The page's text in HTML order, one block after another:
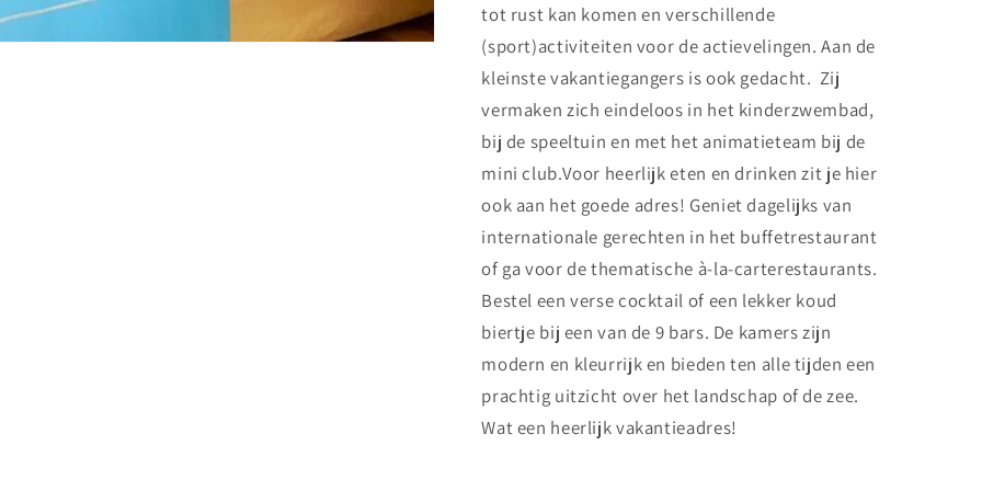
tot rust kan komen en verschillende
(sport)activiteiten voor de actievelingen. Aan de
kleinste vakantiegangers is ook gedacht. Zij
vermaken zich eindeloos in het kinderzwembad,
bij de speeltuin en met het animatieteam bij de
mini club.Voor heerlijk eten en drinken zit je hier
ook aan het goede adres! Geniet dagelijks van
internationale gerechten in het buffetrestaurant
of ga voor de thematische à-la-carterestaurants.
Bestel een verse cocktail of een lekker koud
biertje bij een van de 9 bars. De kamers zijn
modern en kleurrijk en bieden ten alle tijden een
prachtig uitzicht over het landschap of de zee.
Wat een heerlijk vakantieadres!